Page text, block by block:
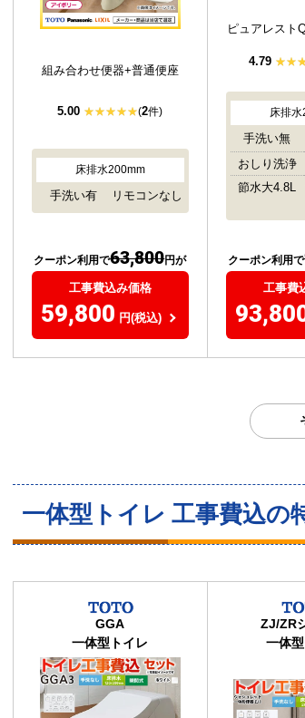
組み合わせ便器+普通便座
5.00 (2件)
床排水200mm
手洗い有 リモコンなし
クーポン利用で63,800円が
工事費込み価格
59,800 円(税込)
ピュアレスト
4.79
床排
手洗い無
おしり洗浄
節水大4.8L
クーポン利用で
工事費
一体型トイレ 工事費込の
GGA
一体型トイレ
ZJ/ZR
一体